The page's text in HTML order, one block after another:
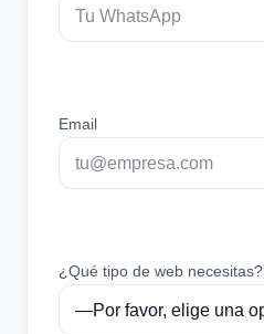
Email
¿Qué tipo de web necesitas?